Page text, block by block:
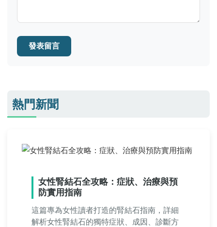
發表留言
熱門新聞
女性腎結石全攻略：症狀、治療與預
防實用指南
這篇專為女性讀者打造的腎結石指南，詳細
解析女性腎結石的獨特症狀、成因、診斷方